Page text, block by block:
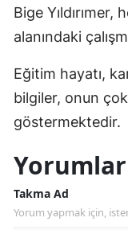
Bige
alanındaki
Eğitim hayatı,
bilgiler, onun
göstermektedir.
Yorumlar
Takma Ad
Yorum yapmak için,